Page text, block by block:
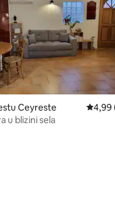
Ceyreste
4,99
u blizini sela